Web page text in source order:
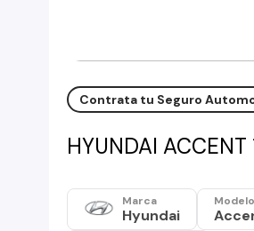
Contrata tu Seguro
HYUNDAI
Marca
Hyundai
Modelo